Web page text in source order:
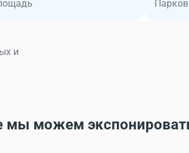
и
можем